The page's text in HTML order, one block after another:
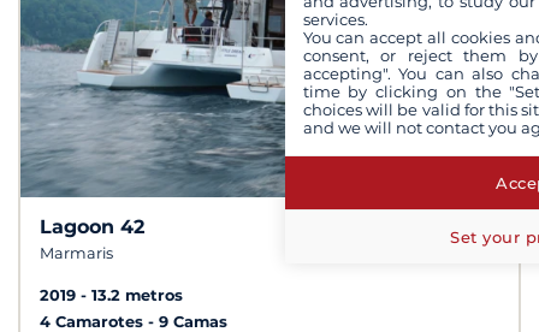
Lagoon 42
Marmaris
2019
13.2 metros
4 Camarotes
9 Camas
services.
You can accept all cookies
consent, or reject them
accepting". You can also
time by clicking on the
choices will be valid for this
and we will not contact you
Set your